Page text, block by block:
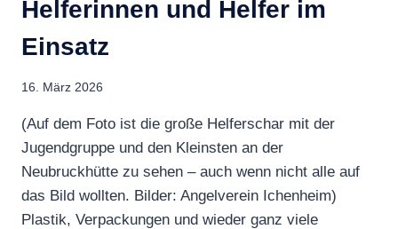
Helferinnen und Helfer im
Einsatz
16. März 2026
(Auf dem Foto ist die große Helferschar mit der
Jugendgruppe und den Kleinsten an der
Neubruckhütte zu sehen – auch wenn nicht alle auf
das Bild wollten. Bilder: Angelverein Ichenheim)
Plastik, Verpackungen und wieder ganz viele